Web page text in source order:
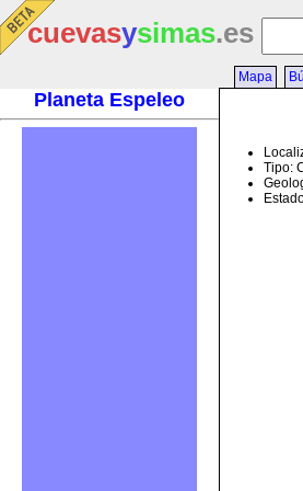
cuevasysimas.es
Planeta Espeleo
Mapa
Tipo: